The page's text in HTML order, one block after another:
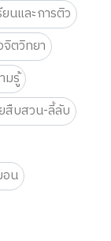
ยนและการติว
ตวิทยา
มรู้
สืบสวน-ลี้ลับ
อน